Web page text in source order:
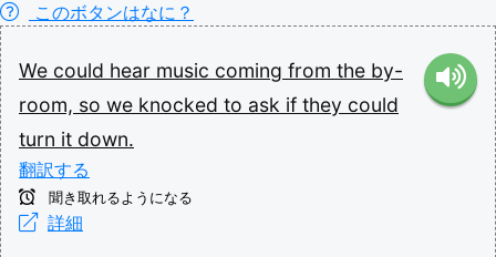
このボタンはなに？
We could hear music coming from the by-
room, so we knocked to ask if they could
turn it down.
翻訳する
聞き取れるようになる
詳細